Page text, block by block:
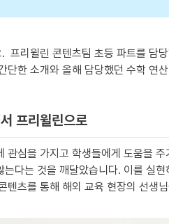
프리윌린 콘텐츠팀 초등 파트를 담
단한 소개와 올해 담당했던 수학 연
프리윌린으로
관심을 가지고 학생들에게 도움을
는다는 것을 깨달았습니다. 이를 실
텐츠를 통해 해외 교육 현장의 선생